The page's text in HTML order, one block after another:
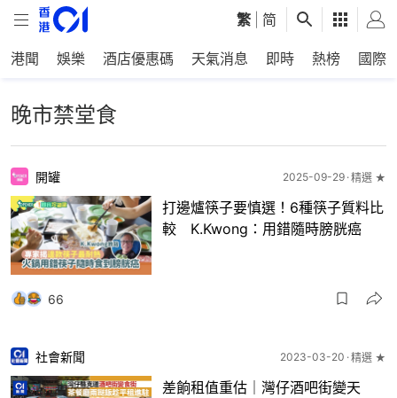
繁 简
港聞 娛樂 酒店優惠碼 天氣消息 即時 熱榜 國際
晚市禁堂食
開罐 2025-09-29 精選 ★
打邊爐筷子要慎選！6種筷子質料比
較 K.Kwong：用錯隨時膀胱癌
66
社會新聞 2023-03-20 精選 ★
差餉租值重估｜灣仔酒吧街變天